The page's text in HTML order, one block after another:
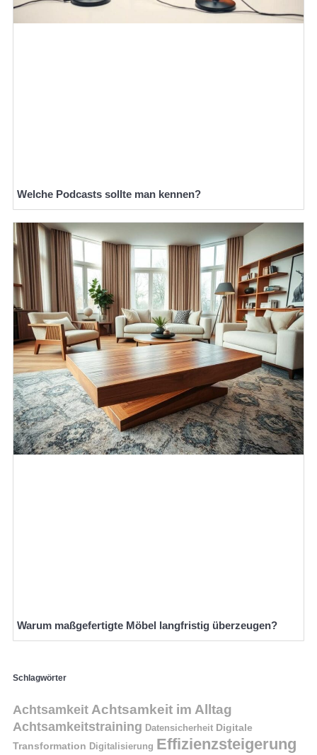
Welche Podcasts sollte man kennen?
Warum maßgefertigte Möbel langfristig überzeugen?
Schlagwörter
Achtsamkeit Achtsamkeit im Alltag
Achtsamkeitstraining Datensicherheit Digitale
Transformation Digitalisierung Effizienzsteigerung